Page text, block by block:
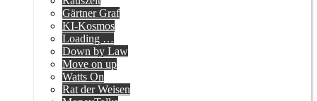
Gärtner Graf
KI-Kosmos
Loading …
Down by Law
Move on up
Watts On
Rat der Weisen